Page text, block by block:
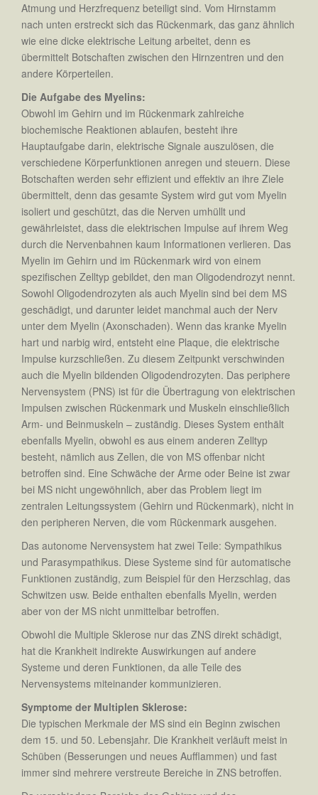
Atmung und Herzfrequenz beteiligt sind. Vom Hirnstamm
nach unten erstreckt sich das Rückenmark, das ganz ähnlich
wie eine dicke elektrische Leitung arbeitet, denn es
übermittelt Botschaften zwischen den Hirnzentren und den
andere Körperteilen.
Die Aufgabe des Myelins:
Obwohl im Gehirn und im Rückenmark zahlreiche
biochemische Reaktionen ablaufen, besteht ihre
Hauptaufgabe darin, elektrische Signale auszulösen, die
verschiedene Körperfunktionen anregen und steuern. Diese
Botschaften werden sehr effizient und effektiv an ihre Ziele
übermittelt, denn das gesamte System wird gut vom Myelin
isoliert und geschützt, das die Nerven umhüllt und
gewährleistet, dass die elektrischen Impulse auf ihrem Weg
durch die Nervenbahnen kaum Informationen verlieren. Das
Myelin im Gehirn und im Rückenmark wird von einem
spezifischen Zelltyp gebildet, den man Oligodendrozyt nennt.
Sowohl Oligodendrozyten als auch Myelin sind bei dem MS
geschädigt, und darunter leidet manchmal auch der Nerv
unter dem Myelin (Axonschaden). Wenn das kranke Myelin
hart und narbig wird, entsteht eine Plaque, die elektrische
Impulse kurzschließen. Zu diesem Zeitpunkt verschwinden
auch die Myelin bildenden Oligodendrozyten. Das periphere
Nervensystem (PNS) ist für die Übertragung von elektrischen
Impulsen zwischen Rückenmark und Muskeln einschließlich
Arm- und Beinmuskeln – zuständig. Dieses System enthält
ebenfalls Myelin, obwohl es aus einem anderen Zelltyp
besteht, nämlich aus Zellen, die von MS offenbar nicht
betroffen sind. Eine Schwäche der Arme oder Beine ist zwar
bei MS nicht ungewöhnlich, aber das Problem liegt im
zentralen Leitungssystem (Gehirn und Rückenmark), nicht in
den peripheren Nerven, die vom Rückenmark ausgehen.
Das autonome Nervensystem hat zwei Teile: Sympathikus
und Parasympathikus. Diese Systeme sind für automatische
Funktionen zuständig, zum Beispiel für den Herzschlag, das
Schwitzen usw. Beide enthalten ebenfalls Myelin, werden
aber von der MS nicht unmittelbar betroffen.
Obwohl die Multiple Sklerose nur das ZNS direkt schädigt,
hat die Krankheit indirekte Auswirkungen auf andere
Systeme und deren Funktionen, da alle Teile des
Nervensystems miteinander kommunizieren.
Symptome der Multiplen Sklerose:
Die typischen Merkmale der MS sind ein Beginn zwischen
dem 15. und 50. Lebensjahr. Die Krankheit verläuft meist in
Schüben (Besserungen und neues Aufflammen) und fast
immer sind mehrere verstreute Bereiche in ZNS betroffen.